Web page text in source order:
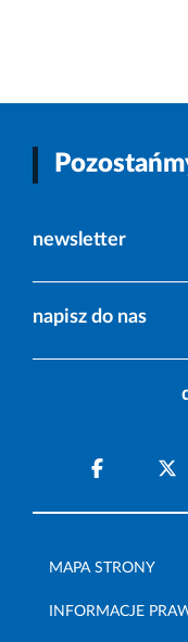
newsletter
napisz do nas
MAPA STRONY
INFORMACJE